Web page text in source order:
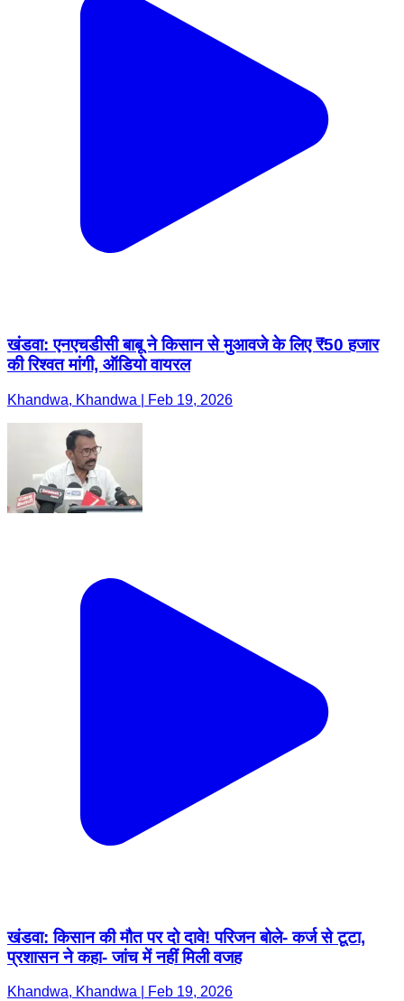
खंडवा: एनएचडीसी बाबू ने किसान से मुआवजे के लिए ₹50 हजार
की रिश्वत मांगी, ऑडियो वायरल
Khandwa, Khandwa | Feb 19, 2026
खंडवा: किसान की मौत पर दो दावे! परिजन बोले- कर्ज से टूटा,
प्रशासन ने कहा- जांच में नहीं मिली वजह
Khandwa, Khandwa | Feb 19, 2026